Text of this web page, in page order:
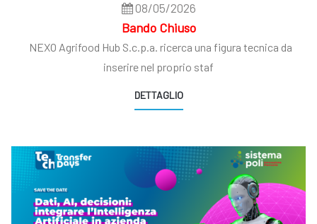
08/05/2026
Bando Chiuso
NEXO Agrifood Hub S.c.p.a. ricerca una figura tecnica da
inserire nel proprio staf
DETTAGLIO